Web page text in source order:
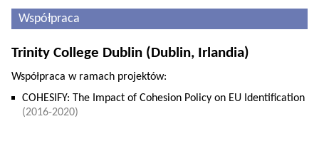
Współpraca
Trinity College Dublin (Dublin, Irlandia)
Współpraca w ramach projektów:
COHESIFY: The Impact of Cohesion Policy on EU Identification
(2016-2020)